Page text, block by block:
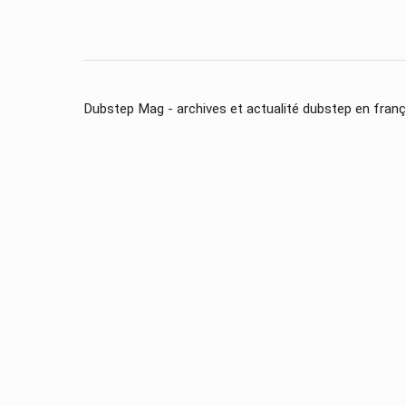
Dubstep Mag - archives et actualité dubstep en